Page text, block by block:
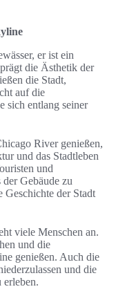
er ist ein
die Ästhetik der
die Stadt,
auf die
sich entlang seiner
River genießen,
und das Stadtleben
und
Gebäude zu
der Stadt
viele Menschen an.
und die
genießen. Auch die
und die
erleben.